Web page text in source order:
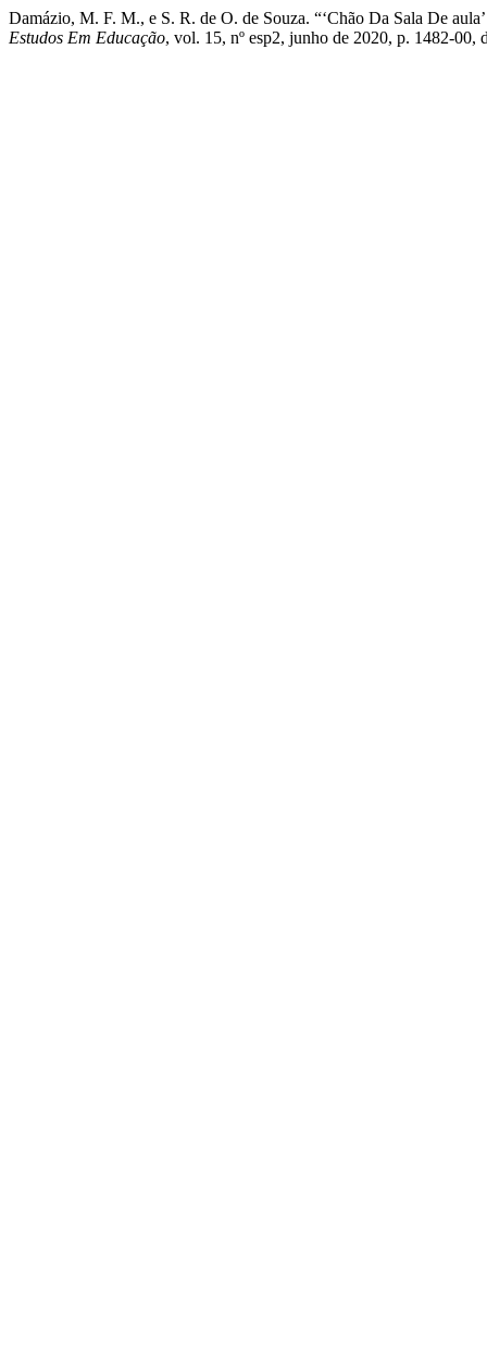
Damázio, M. F. M., e S. R. de O. de Souza. “‘Chão Da Sala De
Estudos Em Educação, vol. 15, nº esp2, junho de 2020, p. 1482-00,